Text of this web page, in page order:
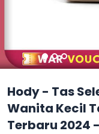
Hody - Tas
Wanita Kecil
Terbaru 2024